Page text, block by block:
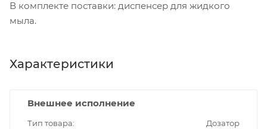
В комплекте поставки: диспенсер для жидкого
мыла.
Характеристики
Внешнее исполнение
Тип товара
Дозатор